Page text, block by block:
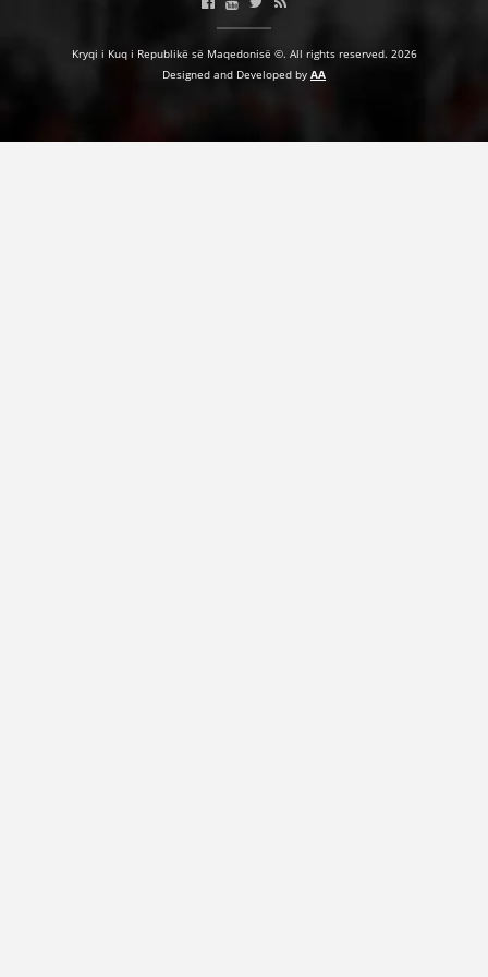
STRATEGJI
Kryqi i Kuq i Republikë së Maqedonisë ©. All rights reserved. 2026
Designed and Developed by AA